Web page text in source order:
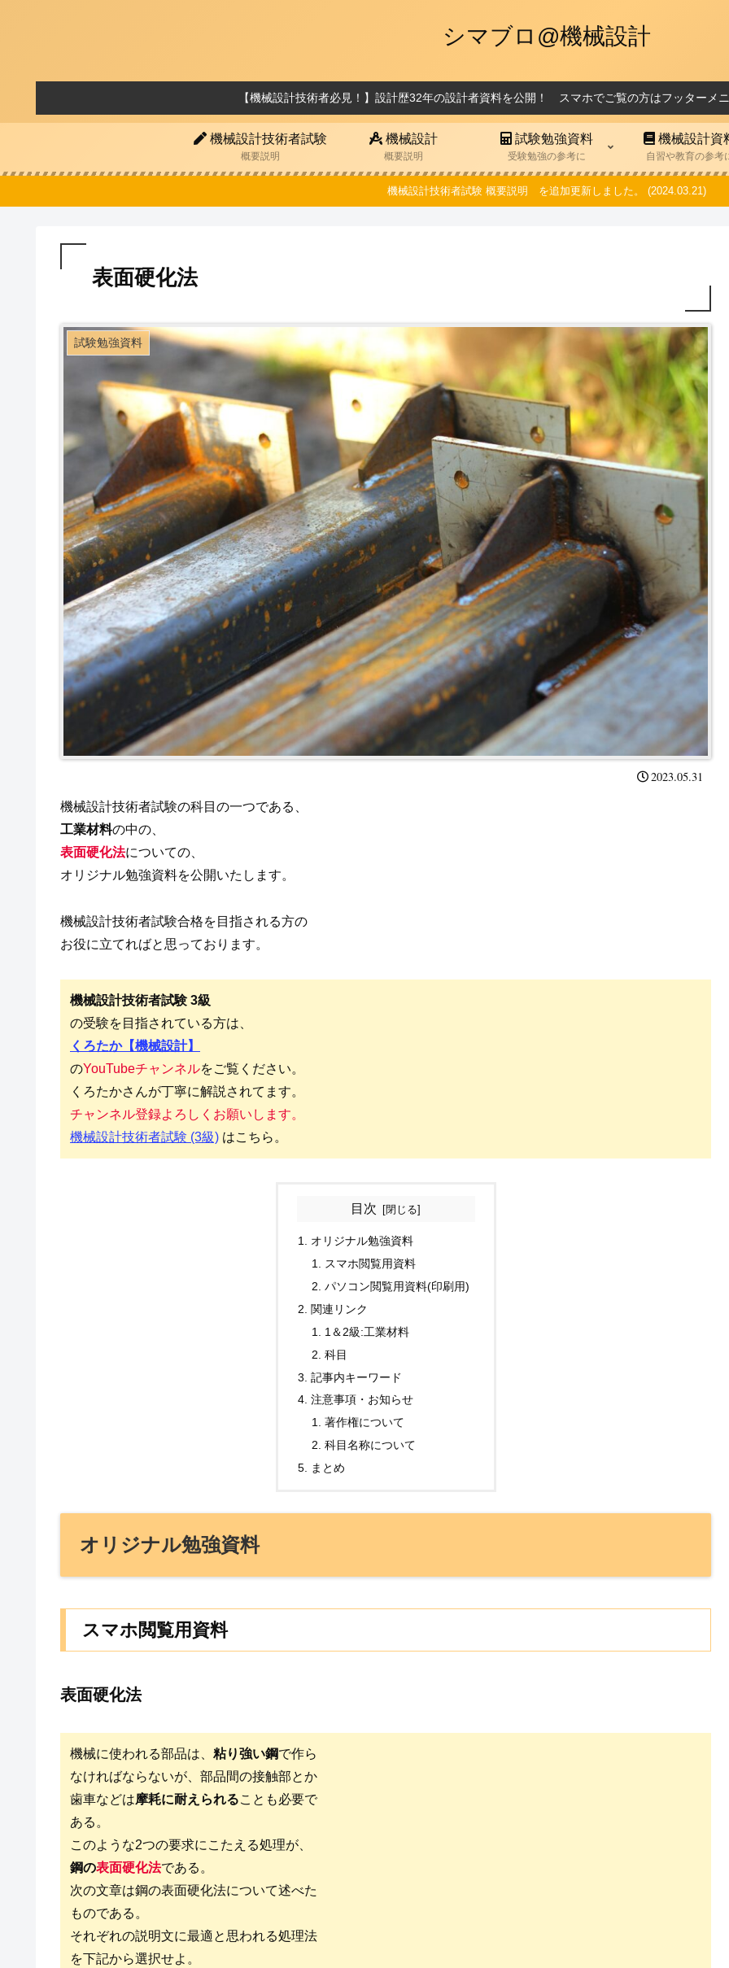
シマブロ@機械設計
【機械設計技術者必見！】設計歴32年の設計者資料を公開！ スマホでご覧の方はフッターメ
機械設計技術者試験
概要説明
機械設計
概要説明
試験勉強資料
受験勉強の参考に
機械設計資
自習や教育の参考
機械設計技術者試験 概要説明 を追加更新しました。 (2024.03.21)
表面硬化法
試験勉強資料
2023.05.31
機械設計技術者試験の科目の一つである、
工業材料の中の、
表面硬化法についての、
オリジナル勉強資料を公開いたします。
機械設計技術者試験合格を目指される方の
お役に立てればと思っております。
機械設計技術者試験 3級
の受験を目指されている方は、
くろたか【機械設計】
のYouTubeチャンネルをご覧ください。
くろたかさんが丁寧に解説されてます。
チャンネル登録よろしくお願いします。
機械設計技術者試験 (3級) はこちら。
目次
オリジナル勉強資料
スマホ閲覧用資料
パソコン閲覧用資料(印刷用)
関連リンク
1＆2級:工業材料
科目
記事内キーワード
注意事項・お知らせ
著作権について
科目名称について
まとめ
オリジナル勉強資料
スマホ閲覧用資料
表面硬化法
機械に使われる部品は、 粘り強い鋼で作ら
なければならないが、部品間の接触部とか
歯車などは摩耗に耐えられることも必要で
ある。
このような2つの要求にこたえる処理が、
鋼の表面硬化法である。
次の文章は鋼の表面硬化法について述べた
ものである。
それぞれの説明文に最適と思われる処理法
を下記から選択せよ。